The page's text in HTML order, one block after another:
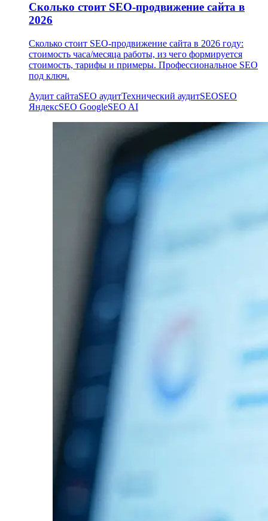
Сколько стоит SEO-продвижение сайта в
2026
Сколько стоит SEO-продвижение сайта в 2026 году:
стоимость часа/месяца работы, из чего формируется
стоимость, тарифы и примеры. Профессиональное SEO
под ключ.
Аудит сайтаSEO аудитТехнический аудитSEOSEO
ЯндексSEO GoogleSEO AI